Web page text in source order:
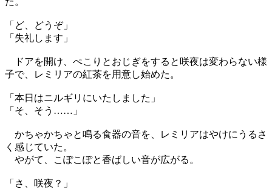
「ど、どうぞ」
「失礼します」
ドアを開け、ぺこりとおじぎをすると咲夜は変わらない様
子で、レミリアの紅茶を用意し始めた。
「本日はニルギリにいたしました」
「そ、そう……」
かちゃかちゃと鳴る食器の音を、レミリアはやけにうるさ
く感じていた。
やがて、こぽこぽと香ばしい音が広がる。
「さ、咲夜？」